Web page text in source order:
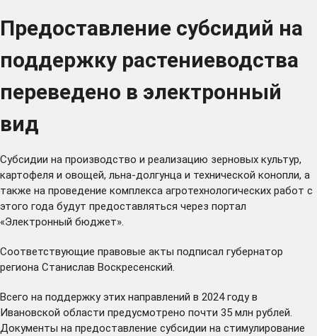
Предоставление субсидий на
поддержку растениеводства
переведено в электронный
вид
Субсидии на производство и реализацию зерновых культур,
картофеля и овощей, льна-долгунца и технической конопли, а
также на проведение комплекса агротехнологических работ с
этого года будут предоставляться через портал
«Электронный бюджет».
Соответствующие правовые акты подписал губернатор
региона Станислав Воскресенский.
Всего на поддержку этих направлений в 2024 году в
Ивановской области предусмотрено почти 35 млн рублей.
Документы на предоставление субсидии на стимулирование